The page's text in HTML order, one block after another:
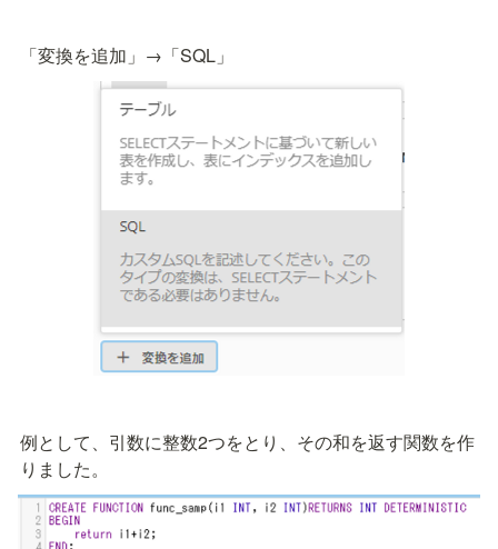
「変換を追加」→「SQL」
例として、引数に整数2つをとり、その和を返す関数を作
りました。